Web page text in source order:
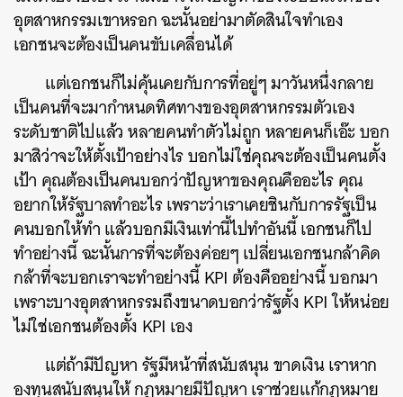
อุตสาหกรรมเขาหรอก ฉะนั้นอย่ามาตัดสินใจทำเอง
เอกชนจะต้องเป็นคนขับเคลื่อนได้
แต่เอกชนก็ไม่คุ้นเคยกับการที่อยู่ๆ มาวันหนึ่งกลาย
เป็นคนที่จะมากำหนดทิศทางของอุตสาหกรรมตัวเอง
ระดับชาติไปแล้ว หลายคนทำตัวไม่ถูก หลายคนก็เอ๊ะ บอก
มาสิว่าจะให้ตั้งเป้าอย่างไร บอกไม่ใช่คุณจะต้องเป็นคนตั้ง
เป้า คุณต้องเป็นคนบอกว่าปัญหาของคุณคืออะไร คุณ
อยากให้รัฐบาลทำอะไร เพราะว่าเราเคยชินกับการรัฐเป็น
คนบอกให้ทำ แล้วบอกมีเงินเท่านี้ไปทำอันนี้ เอกชนก็ไป
ทำอย่างนี้ ฉะนั้นการที่จะต้องค่อยๆ เปลี่ยนเอกชนกล้าคิด
กล้าที่จะบอกเราจะทำอย่างนี้ KPI ต้องคืออย่างนี้ บอกมา
เพราะบางอุตสาหกรรมถึงขนาดบอกว่ารัฐตั้ง KPI ให้หน่อย
ไม่ใช่เอกชนต้องตั้ง KPI เอง
แต่ถ้ามีปัญหา รัฐมีหน้าที่สนับสนุน ขาดเงิน เราหาก
องทุนสนับสนุนให้ กฎหมายมีปัญหา เราช่วยแก้กฎหมาย